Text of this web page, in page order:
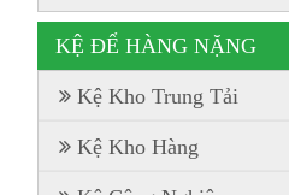
KỆ ĐỂ HÀNG NẶNG
Kệ Kho Trung Tải
Kệ Kho Hàng